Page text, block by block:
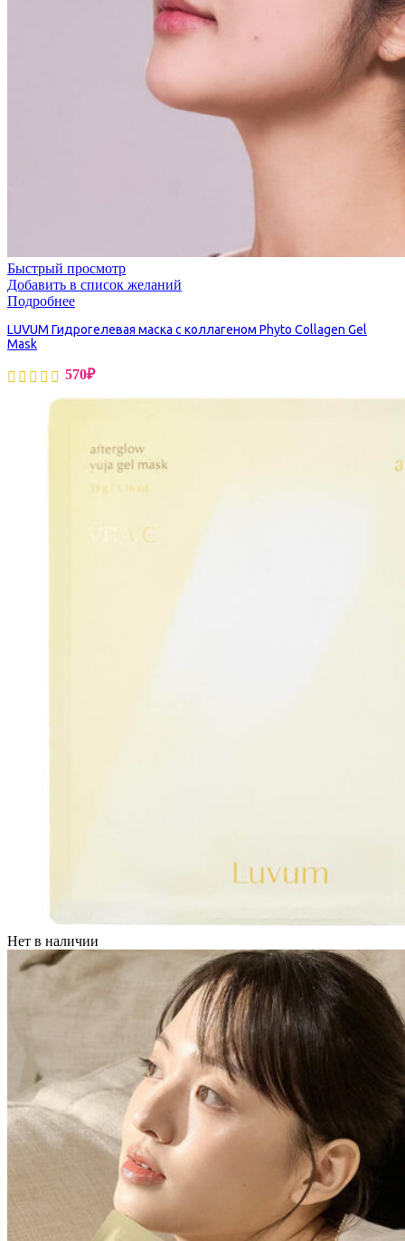
Быстрый просмотр
Добавить в список желаний
Подробнее
LUVUM Гидрогелевая маска с коллагеном Phyto Collagen Gel
Mask
570₽
Нет в наличии